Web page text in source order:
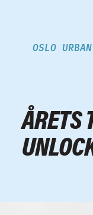
OSLO
ÅRETS